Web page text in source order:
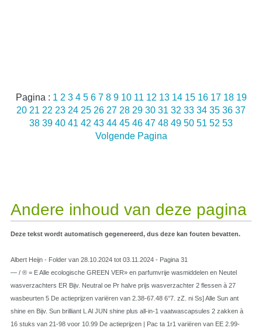
Pagina : 1 2 3 4 5 6 7 8 9 10 11 12 13 14 15 16 17 18 19
20 21 22 23 24 25 26 27 28 29 30 31 32 33 34 35 36 37
38 39 40 41 42 43 44 45 46 47 48 49 50 51 52 53
Volgende Pagina
Andere inhoud van deze pagina
Deze tekst wordt automatisch gegenereerd, dus deze kan fouten bevatten.
Albert Heijn - Folder van 28.10.2024 tot 03.11.2024 - Pagina 31
— / ® = E Alle ecologische GREEN VER» en parfumvrije wasmiddelen en Neutel
wasverzachters ER Bijv. Neutral oe Pr halve prijs wasverzachter 2 flessen à 27
wasbeurten 5 De actieprijzen variëren van 2.38-67.48 6°7. zZ. ni Ss] Alle Sun ant
shine en Bijv. Sun brilliant L Al JUN shine plus all-in-1 vaatwascapsules 2 zakken à
16 stuks van 21-98 voor 10.99 De actieprijzen | Pac ta 1r1 variëren van EE 2.99-